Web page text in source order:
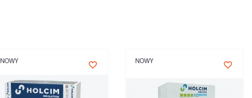
NOWY favorite_border NOWY favorite_border